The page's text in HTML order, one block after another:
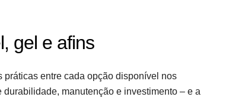
gel e afins
entre cada opção disponível nos
manutenção e investimento – e a